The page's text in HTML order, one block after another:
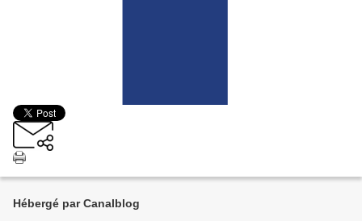
Hébergé par Canalblog